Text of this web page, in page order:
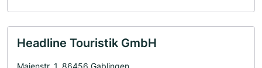
Headline Touristik GmbH